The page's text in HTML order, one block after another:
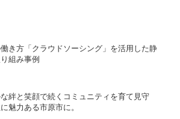
き方「クラウドソーシング」を活用した静
組み事例
絆と笑顔で続くコミュニティを育て見守
魅力ある市原市に。